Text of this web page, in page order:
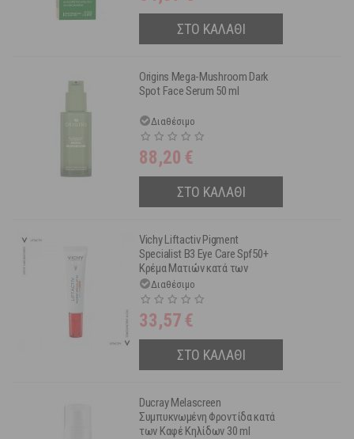
ΣΤΟ ΚΑΛΑΘΙ
Origins Mega-Mushroom Dark
Spot Face Serum 50 ml
Διαθέσιμο
88,20 €
ΣΤΟ ΚΑΛΑΘΙ
Vichy Liftactiv Pigment
Specialist B3 Eye Care Spf50+
Κρέμα Ματιών κατά των
Κηλίδων 15 ml
Διαθέσιμο
33,57 €
ΣΤΟ ΚΑΛΑΘΙ
Ducray Melascreen
Συμπυκνωμένη Φροντίδα κατά
των Καφέ Κηλίδων 30 ml